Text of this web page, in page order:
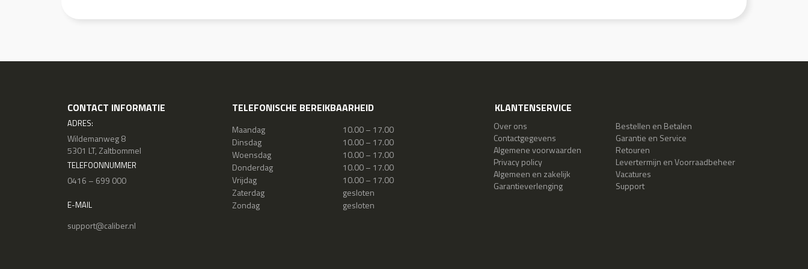
CONTACT INFORMATIE
ADRES:
Wildemanweg 8
5301 LT, Zaltbommel
TELEFOONNUMMER
0416 – 699 000
E-MAIL
support@caliber.nl
TELEFONISCHE BEREIKBAARHEID
Maandag
10.00 – 17.00
Dinsdag
10.00 – 17.00
Woensdag
10.00 – 17.00
Donderdag
10.00 – 17.00
Vrijdag
10.00 – 17.00
Zaterdag
gesloten
Zondag
gesloten
KLANTENSERVICE
Over ons
Contactgegevens
Algemene voorwaarden
Privacy policy
Algemeen en zakelijk
Garantieverlenging
Bestellen en Betalen
Garantie en Service
Retouren
Levertermijn en Voorraadbeheer
Vacatures
Support